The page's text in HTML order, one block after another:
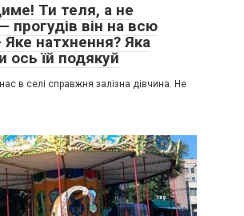
Ти теля, а не
прогудів він на всю
натхнення? Яка
ось їй подякуй
в селі справжня залізна дівчина. Не